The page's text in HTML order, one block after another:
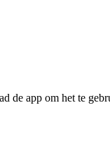
app om het te